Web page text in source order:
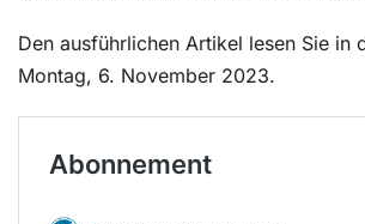
Den ausführlichen Artikel lesen Sie in
Montag, 6. November 2023.